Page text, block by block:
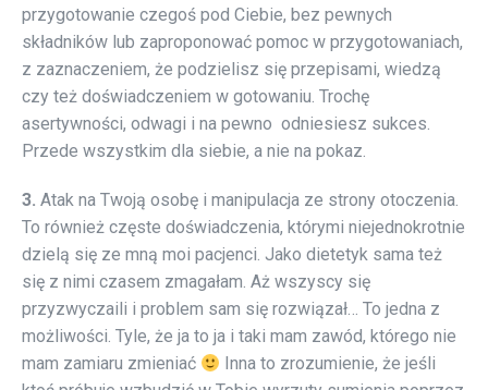
przygotowanie czegoś pod Ciebie, bez pewnych
składników lub zaproponować pomoc w przygotowaniach,
z zaznaczeniem, że podzielisz się przepisami, wiedzą
czy też doświadczeniem w gotowaniu. Trochę
asertywności, odwagi i na pewno odniesiesz sukces.
Przede wszystkim dla siebie, a nie na pokaz.
3. Atak na Twoją osobę i manipulacja ze strony otoczenia.
To również częste doświadczenia, którymi niejednokrotnie
dzielą się ze mną moi pacjenci. Jako dietetyk sama też
się z nimi czasem zmagałam. Aż wszyscy się
przyzwyczaili i problem sam się rozwiązał… To jedna z
możliwości. Tyle, że ja to ja i taki mam zawód, którego nie
mam zamiaru zmieniać
Inna to zrozumienie, że jeśli